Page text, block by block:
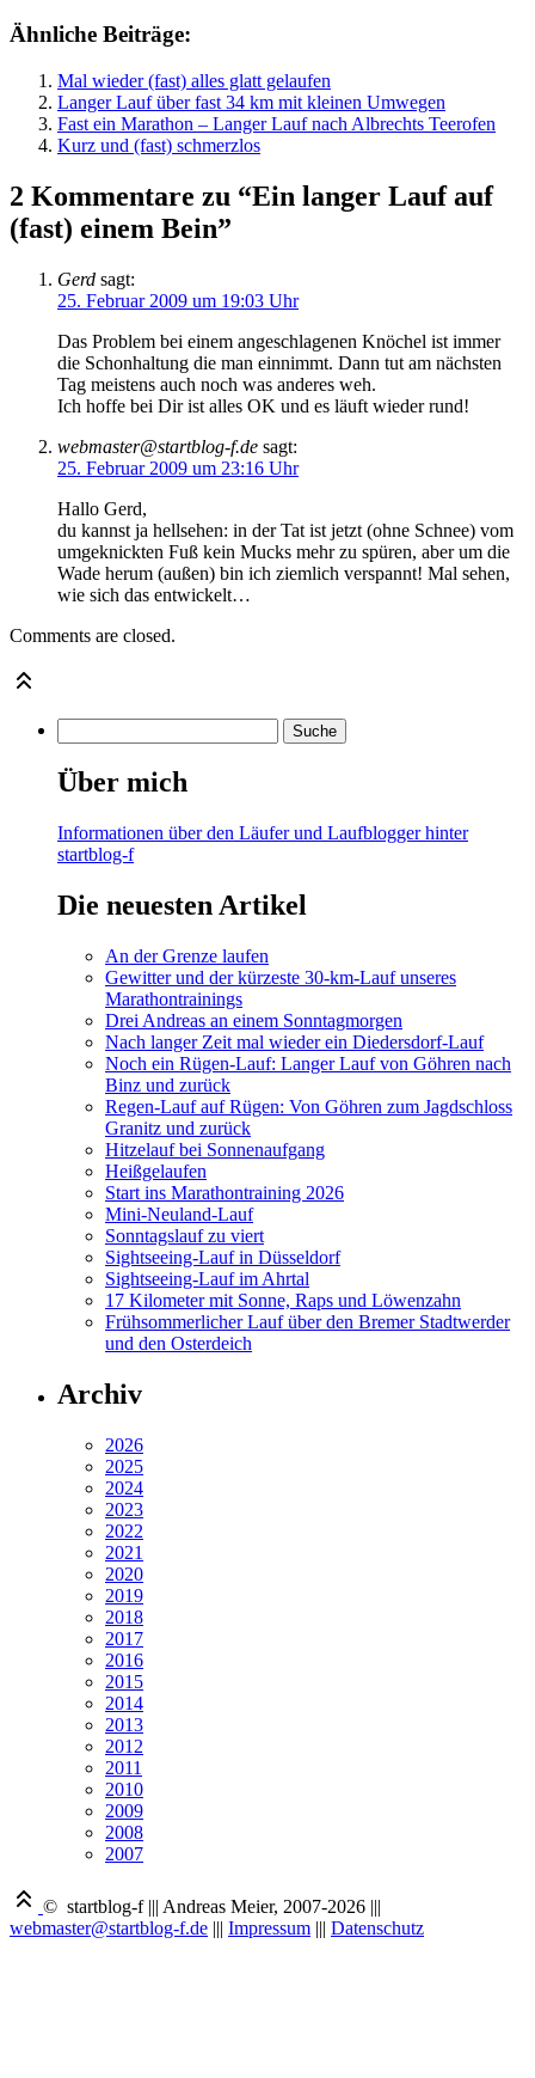
Ähnliche Beiträge:
Mal wieder (fast) alles glatt gelaufen
Langer Lauf über fast 34 km mit kleinen Umwegen
Fast ein Marathon – Langer Lauf nach Albrechts Teerofen
Kurz und (fast) schmerzlos
2 Kommentare zu “Ein langer Lauf auf
(fast) einem Bein”
Gerd sagt:
25. Februar 2009 um 19:03 Uhr
Das Problem bei einem angeschlagenen Knöchel ist immer
die Schonhaltung die man einnimmt. Dann tut am nächsten
Tag meistens auch noch was anderes weh.
Ich hoffe bei Dir ist alles OK und es läuft wieder rund!
webmaster@startblog-f.de sagt:
25. Februar 2009 um 23:16 Uhr
Hallo Gerd,
du kannst ja hellsehen: in der Tat ist jetzt (ohne Schnee) vom
umgeknickten Fuß kein Mucks mehr zu spüren, aber um die
Wade herum (außen) bin ich ziemlich verspannt! Mal sehen,
wie sich das entwickelt…
Comments are closed.
Über mich
Informationen über den Läufer und Laufblogger hinter
startblog-f
Die neuesten Artikel
An der Grenze laufen
Gewitter und der kürzeste 30-km-Lauf unseres
Marathontrainings
Drei Andreas an einem Sonntagmorgen
Nach langer Zeit mal wieder ein Diedersdorf-Lauf
Noch ein Rügen-Lauf: Langer Lauf von Göhren nach
Binz und zurück
Regen-Lauf auf Rügen: Von Göhren zum Jagdschloss
Granitz und zurück
Hitzelauf bei Sonnenaufgang
Heißgelaufen
Start ins Marathontraining 2026
Mini-Neuland-Lauf
Sonntagslauf zu viert
Sightseeing-Lauf in Düsseldorf
Sightseeing-Lauf im Ahrtal
17 Kilometer mit Sonne, Raps und Löwenzahn
Frühsommerlicher Lauf über den Bremer Stadtwerder
und den Osterdeich
Archiv
2026
2025
2024
2023
2022
2021
2020
2019
2018
2017
2016
2015
2014
2013
2012
2011
2010
2009
2008
2007
© startblog-f ||| Andreas Meier, 2007-2026 |||
webmaster@startblog-f.de ||| Impressum ||| Datenschutz